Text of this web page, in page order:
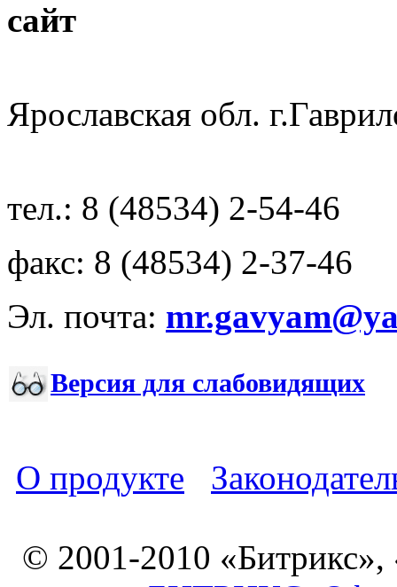
Ярославская обл.
тел.: 8 (48534) 2-54-46
факс: 8 (48534) 2-37-46
Эл. почта:
Версия для слабовидящих
О продукте
© 2001-2010 «Битрикс»,